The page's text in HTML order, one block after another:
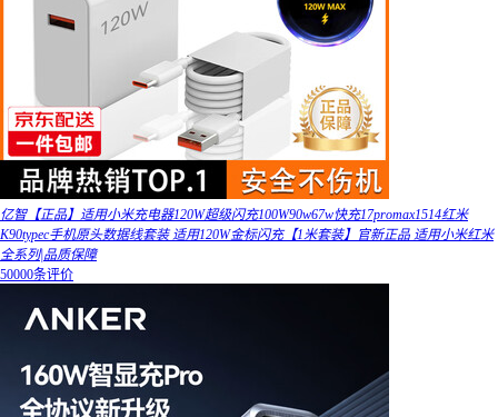
亿智【正品】适用小米充电器120W超级闪充100W90w67w快充17promax1514红米
K90typec手机原头数据线套装 适用120W金标闪充【1米套装】官新正品 适用小米红米
全系列|品质保障
50000条评价